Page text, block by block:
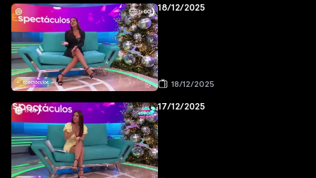
18/12/2025
18/12/2025
17/12/2025